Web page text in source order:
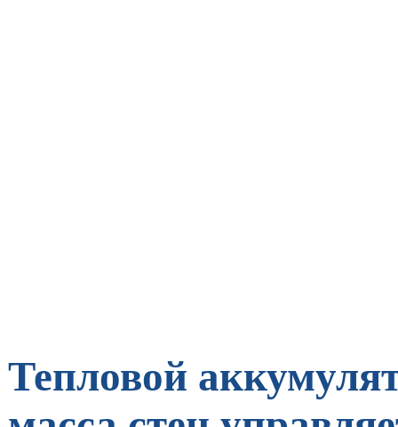
Тепловой